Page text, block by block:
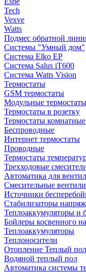
Tech
Vexve
Watts
Подмес обратной
Системы "Умный дом"
Система Elko EP
Система Salus iT600
Система Watts Vision
Термостаты
GSM термостаты
Модульные термостаты
Термостаты в розетку
Термостаты комнатные
Беспроводные
Интернет термостаты
Проводные
Термостаты
Трехходовые
Автоматика для
Смесительные вентили
Источники
Стабилизаторы
Теплоаккумуляторы и
Бойлеры косвенного
Теплоаккумуляторы
Теплоносители
Отопление Теплый пол
Водяной теплый пол
Автоматика системы